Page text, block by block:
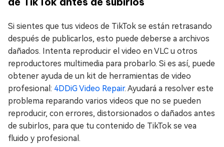
Si sientes que tus videos de TikTok se están retrasando
después de publicarlos, esto puede deberse a archivos
dañados. Intenta reproducir el video en VLC u otros
reproductores multimedia para probarlo. Si es así, puede
obtener ayuda de un kit de herramientas de video
profesional: 4DDiG Video Repair. Ayudará a resolver este
problema reparando varios videos que no se pueden
reproducir, con errores, distorsionados o dañados antes
de subirlos, para que tu contenido de TikTok se vea
fluido y profesional.